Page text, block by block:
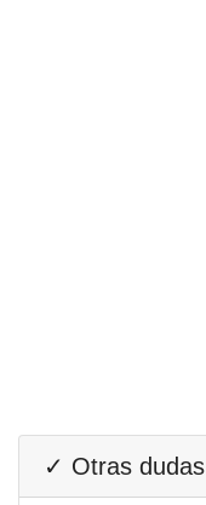
✓ Otras dudas